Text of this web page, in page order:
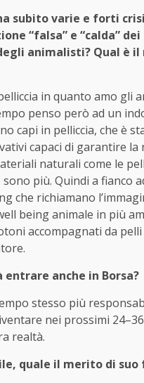
subito varie e forti
“falsa” e “calda”
animalisti? Qual è
in quanto amo gli
penso però ad un
capi in pelliccia, che è
capaci di garantire
naturali come le
più. Quindi a fianco
che richiamano
being animale in più
accompagnati da
anche in Borsa?
stesso più
nei prossimi
realtà.
quale il merito di